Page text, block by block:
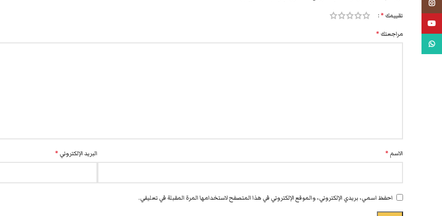
تقييمك *
مراجعتك *
الاسم * البريد الإلكتروني *
احفظ اسمي، بريدي الإلكتروني، والموقع الإلكتروني في هذا المتصفح لاستخدامها المرة المقبلة في تعليقي.
واتس اب